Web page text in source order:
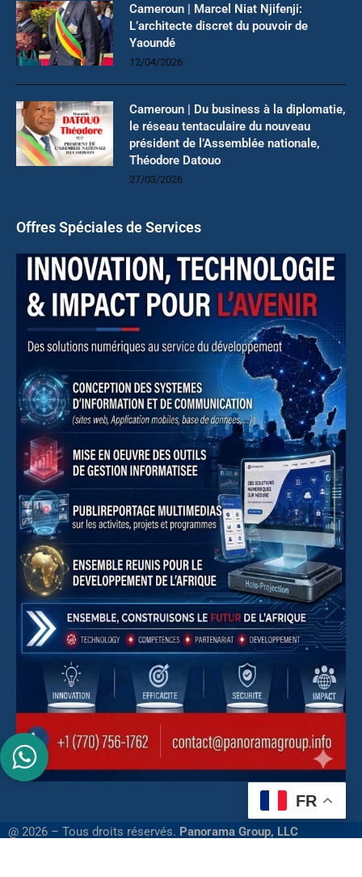
Cameroun | Marcel Niat Njifenji:
L’architecte discret du pouvoir de
Yaoundé
12/04/2026
Cameroun | Du business à la diplomatie,
le réseau tentaculaire du nouveau
président de l’Assemblée nationale,
Théodore Datouo
27/03/2026
Offres Spéciales de Services
@ 2026 – Tous droits réservés. Panorama Group, LLC
FR